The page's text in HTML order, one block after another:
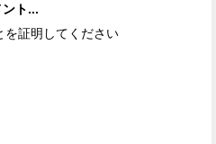
ト...
を証明してください